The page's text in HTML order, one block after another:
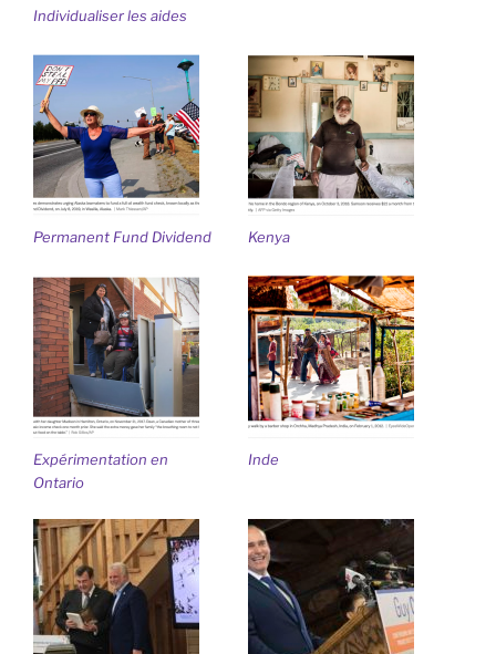
Individualiser les aides
Permanent Fund Dividend Kenya
Expérimentation en
Ontario
Inde